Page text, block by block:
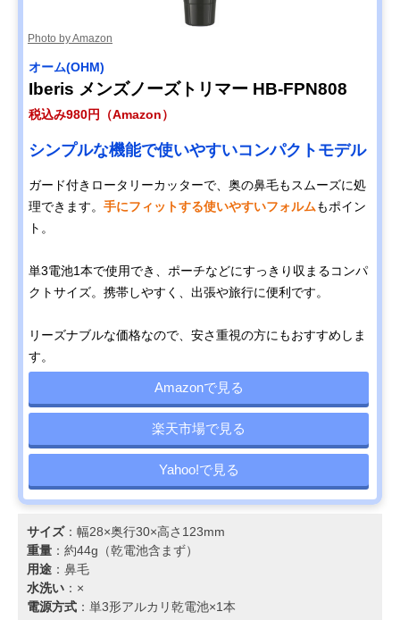
Photo by Amazon
オーム(OHM)
Iberis メンズノーズトリマー HB-FPN808
税込み980円（Amazon）
シンプルな機能で使いやすいコンパクトモデル
ガード付きロータリーカッターで、奥の鼻毛もスムーズに処
理できます。 手にフィットする使いやすいフォルムもポイン
ト。
単3電池1本で使用でき、ポーチなどにすっきり収まるコンパ
クトサイズ。携帯しやすく、出張や旅行に便利です。
リーズナブルな価格なので、安さ重視の方にもおすすめしま
す。
Amazonで見る
楽天市場で見る
Yahoo!で見る
サイズ：幅28×奥行30×高さ123mm
重量 ：約44g（乾電池含まず）
用途 ：鼻毛
水洗い ：×
電源方式 ：単3形アルカリ乾電池×1本